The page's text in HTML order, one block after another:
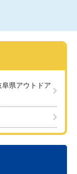
県アウトドア